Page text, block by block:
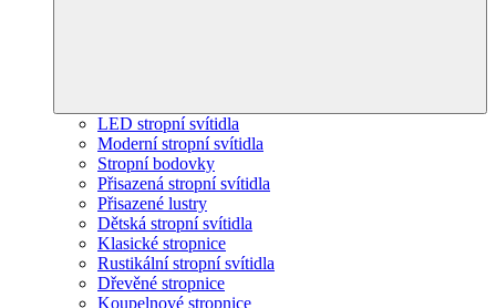
LED stropní svítidla
Moderní stropní svítidla
Stropní bodovky
Přisazená stropní svítidla
Přisazené lustry
Dětská stropní svítidla
Klasické stropnice
Rustikální stropní svítidla
Dřevěné stropnice
Koupelnové stropnice